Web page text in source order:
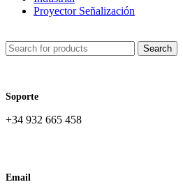
Proyector Señalización
Search
Soporte
+34 932 665 458‬
Email